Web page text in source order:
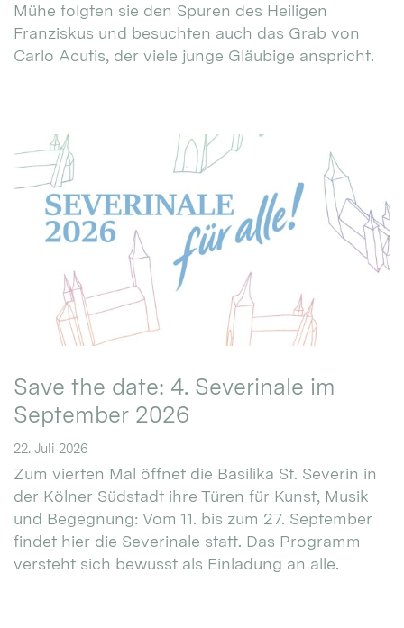
Mühe folgten sie den Spuren des Heiligen
Franziskus und besuchten auch das Grab von
Carlo Acutis, der viele junge Gläubige anspricht.
Save the date: 4. Severinale im
September 2026
22. Juli 2026
Zum vierten Mal öffnet die Basilika St. Severin in
der Kölner Südstadt ihre Türen für Kunst, Musik
und Begegnung: Vom 11. bis zum 27. September
findet hier die Severinale statt. Das Programm
versteht sich bewusst als Einladung an alle.